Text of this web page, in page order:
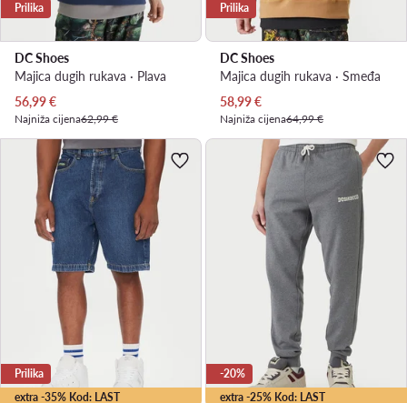
Prilika
DC Shoes
Majica dugih rukava · Plava
Trenutna cijena
56,99€
Najniža cijena62,99 €
Prilika
DC Shoes
Majica dugih rukava · Smeđa
Trenutna cijena
58,99€
Najniža cijena64,99 €
extra -35% Kod: LAST
Prilika
extra -25% Kod: LAST
-20%